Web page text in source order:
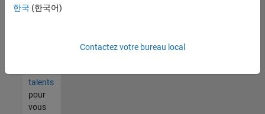
à vos
talents
pour
vous
한국 (한국어)
Contactez votre bureau local